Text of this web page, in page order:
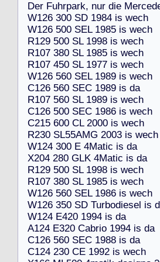
Der Fuhrpark, nur die Merced
W126 300 SD 1984 is wech
W126 500 SEL 1985 is wech
R129 500 SL 1998 is wech
R107 380 SL 1985 is wech
R107 450 SL 1977 is wech
W126 560 SEL 1989 is wech
C126 560 SEC 1989 is da
R107 560 SL 1989 is wech
C126 500 SEC 1986 is wech
C215 600 CL 2000 is wech
R230 SL55AMG 2003 is wech
W124 300 E 4Matic is da
X204 280 GLK 4Matic is da
R129 500 SL 1998 is wech
R107 380 SL 1985 is wech
W126 560 SEL 1986 is wech
W126 350 SD Turbodiesel is d
W124 E420 1994 is da
A124 E320 Cabrio 1994 is da
C126 560 SEC 1988 is da
C124 230 CE 1992 is wech